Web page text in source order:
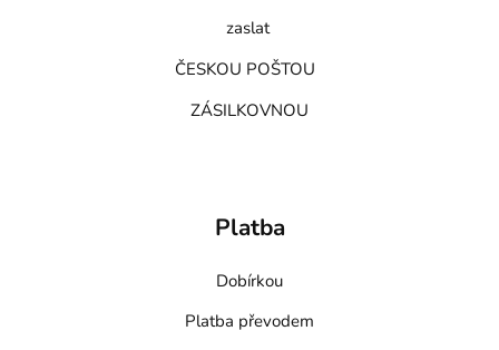
zaslat
ČESKOU POŠTOU
ZÁSILKOVNOU
Platba
Dobírkou
Platba převodem